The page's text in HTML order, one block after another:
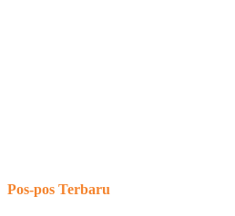
Pos-pos Terbaru